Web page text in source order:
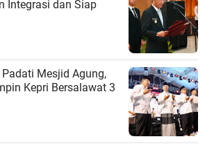
Integrasi dan Siap
Mesjid Agung,
Kepri Bersalawat 3